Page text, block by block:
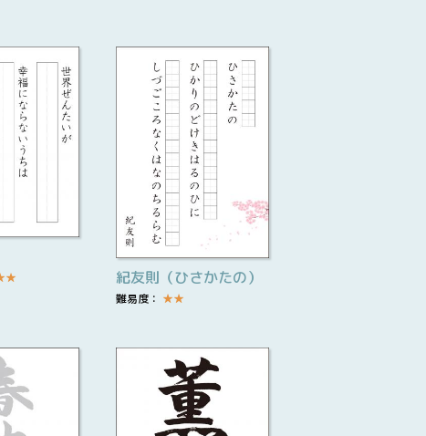
★ 紀友則（ひさかたの）
難易度： ★★